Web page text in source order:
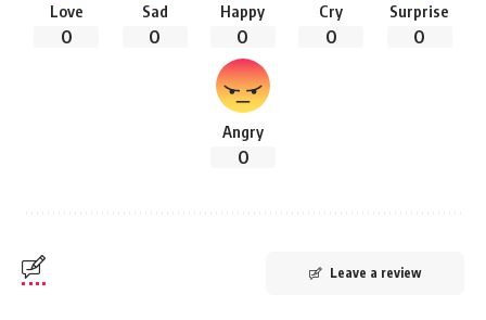
Love
0
Sad
0
Happy
0
Cry
0
Surprise
0
Angry
0
Leave a review